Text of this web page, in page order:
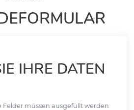
IHRE DATEN
müssen ausgefüllt werden